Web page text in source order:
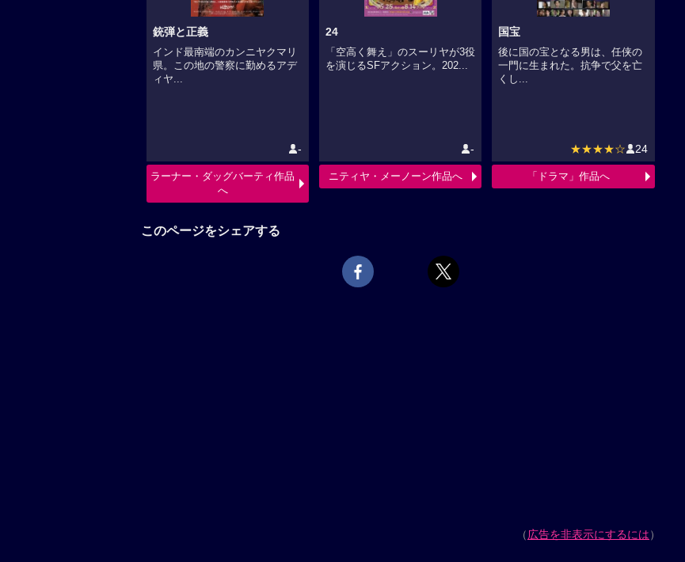
銃弾と正義
インド最南端のカンニヤクマリ
県。この地の警察に勤めるアデ
ィヤ...
-
ラーナー・ダッグバーティ作品
へ
24
「空高く舞え」のスーリヤが3役
を演じるSFアクション。202...
-
ニティヤ・メーノーン作品へ
国宝
後に国の宝となる男は、任侠の
一門に生まれた。抗争で父を亡
くし...
★★★★☆ 24
「ドラマ」作品へ
このページをシェアする
（広告を非表示にするには）